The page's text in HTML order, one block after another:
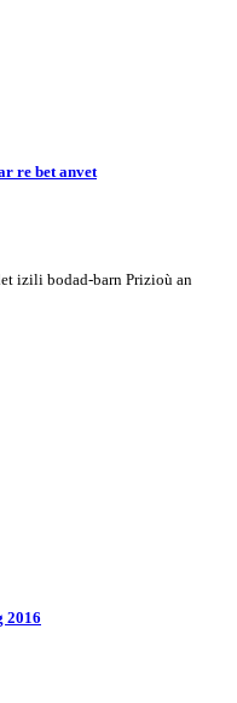
re bet anvet
izili bodad-barn Prizioù an
2016